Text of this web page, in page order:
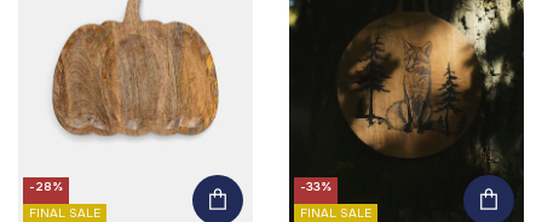
-28%
FINAL SALE
-33%
FINAL SALE